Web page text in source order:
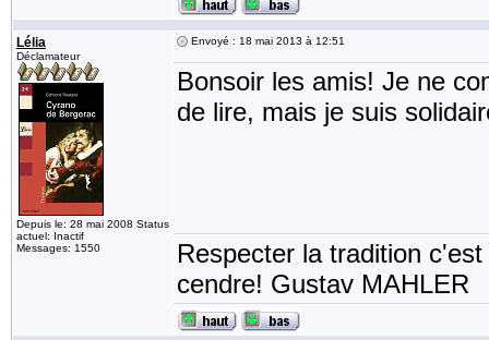
Lélia
Déclamateur
Depuis le: 28 mai 2008 Status
actuel: Inactif
Messages: 1550
Envoyé : 18 mai 2013 à 12:51
Bonsoir les amis! Je ne
de lire, mais je suis
Respecter la tradition
cendre! Gustav MAHLER